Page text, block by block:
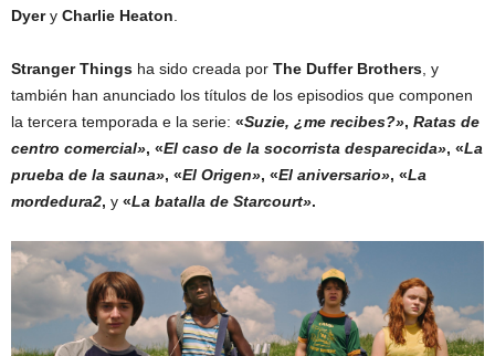
Dyery Charlie Heaton
Stranger Things ha sido creada por The Duffer Brothers , y
también han anunciado los títulos de los episodios que componen
la tercera temporada e la serie: «Suzie, ¿me recibes?», Ratas de
centro comercial», «El caso de la socorrista desparecida», «La
prueba de la sauna», «El Origen», «El aniversario», «La
mordedura2, y «La batalla de Starcourt».